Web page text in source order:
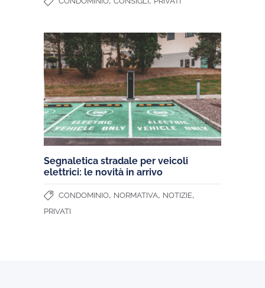
Segnaletica stradale per veicoli
elettrici: le novità in arrivo
CONDOMINIO, NORMATIVA, NOTIZIE,
PRIVATI